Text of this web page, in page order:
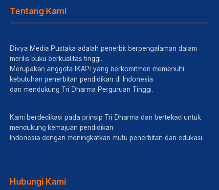
Tentang Kami
Divya Media Pustaka adalah penerbit berpengalaman dalam
merilis buku berkualitas tinggi.
Merupakan anggota IKAPI yang berkomitmen memenuhi
kebutuhan penerbitan pendidikan di Indonesia
dan mendukung Tri Dharma Perguruan Tinggi.
Kami berdedikasi pada prinsip Tri Dharma dan bertekad untuk
mendukung kemajuan pendidikan
Indonesia dengan meningkatkan mutu penerbitan dan edukasi.
Hubungi Kami